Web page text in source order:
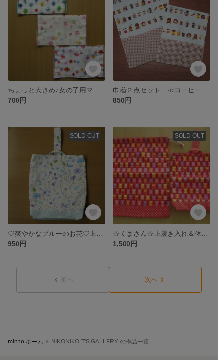
700円
850円
SOLD OUT
950円
SOLD OUT
1,500円
前へ 次へ
minne ホーム NIKONIKO-T'S GALLERY の作品一覧